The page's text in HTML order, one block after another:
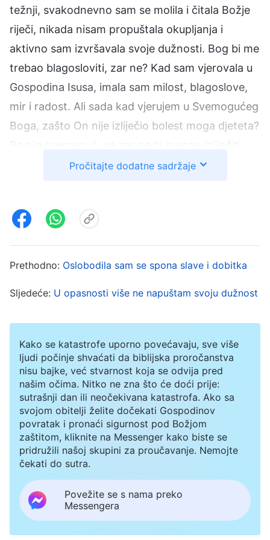
težnji, svakodnevno sam se molila i čitala Božje
riječi, nikada nisam propuštala okupljanja i
aktivno sam izvršavala svoje dužnosti. Bog bi me
trebao blagosloviti, zar ne? Kad sam vjerovala u
Gospodina Isusa, imala sam milost, blagoslove,
mir i radost. Ali sada kad vjerujem u Svemogućeg
Boga, zašto On nije izliječio bolest moga djeteta?
bolest moga sina samo jednom riječju? Zašto
oštećenje mozga zbog zakašnjelog liječenja
i pitala sam se hoće li mu česte visoke
inteligenciju. Sama pomisao na to ispunjavala me
preminuli i liječnik je rekao da moje tijelo teško
može zanijeti, pa kako bih nastavila dalje ako se
nešto dogodi mome sinu? Razmišljajući o svemu
tome, nisam mogla suspregnuti gorke suze i
plakala sam dok sam se očajnički molila Bogu,
tražeći Ga da se smiluje mom sinu i zaštiti ga te
da ga brzo izliječi. Ali bez obzira na to koliko sam
Nakon nekog vremena, ne samo da se bolest
moga djeteta nije poboljšala, nego je počeo još
Pročitajte dodatne sadržaje
Prethodno: Oslobodila sam se spona slave i dobitka
Sljedeće: U opasnosti više ne napuštam svoju dužnost
Kako se katastrofe uporno povećavaju, sve više
ljudi počinje shvaćati da biblijska proročanstva
nisu bajke, već stvarnost koja se odvija pred
našim očima. Nitko ne zna što će doći prije:
sutrašnji dan ili neočekivana katastrofa. Ako sa
svojom obitelji želite dočekati Gospodinov
povratak i pronaći sigurnost pod Božjom
zaštitom, kliknite na Messenger kako biste se
pridružili našoj skupini za proučavanje. Nemojte
čekati do sutra.
Povežite se s nama preko
Messengera